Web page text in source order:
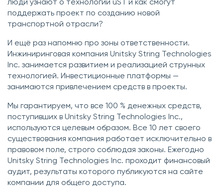
поддержать проект по созданию новой
транспортной отрасли?
И ещё раз напомню про зоны ответственности.
Инжиниринговая компания Unitsky String Technologies
Inс. занимается развитием и реализацией струнных
технологией. Инвестиционные платформы —
занимаются привлечением средств в проекты.
Мы гарантируем, что все 100 % денежных средств,
поступивших в Unitsky String Technologies Inс.,
используются целевым образом. Все 10 лет своего
существования компания работает исключительно в
правовом поле, строго соблюдая законы. Ежегодно
Unitsky String Technologies Inc. проходит финансовый
аудит, результаты которого публикуются на сайте
компании для общего доступа.